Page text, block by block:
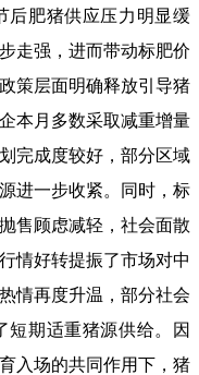
后肥猪供应压力明显缓
走强，进而带动标肥价
策层面明确释放引导猪
本月多数采取减重增量
完成度较好，部分区域
进一步收紧。同时，标
售顾虑减轻，社会面散
情好转提振了市场对中
情再度升温，部分社会
短期适重猪源供给。因
入场的共同作用下，猪